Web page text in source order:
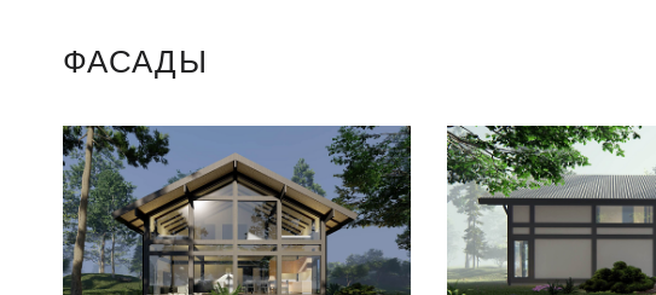
ФАСАДЫ